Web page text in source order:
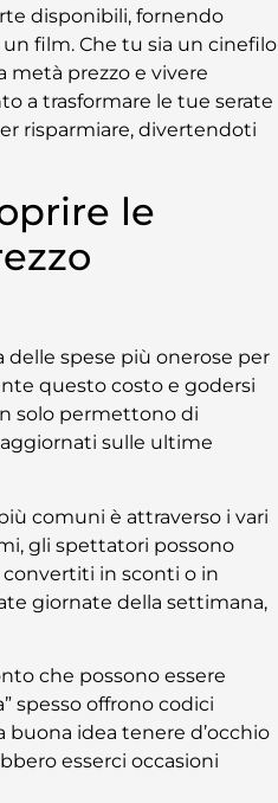
disponibili, fornendo
film. Che tu sia un cinefilo
metà prezzo e vivere
a trasformare le tue serate
risparmiare, divertendoti
le
spese più onerose per
questo costo e godersi
solo permettono di
sulle ultime
comuni è attraverso i vari
gli spettatori possono
in sconti o in
giornate della settimana,
che possono essere
spesso offrono codici
buona idea tenere d’occhio
esserci occasioni